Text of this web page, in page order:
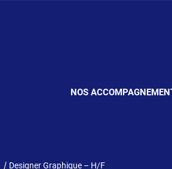
NOS
Designer Graphique – H/F